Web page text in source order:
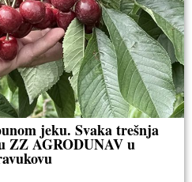
jeku. Svaka trešnja
ZZ AGRODUNAV u